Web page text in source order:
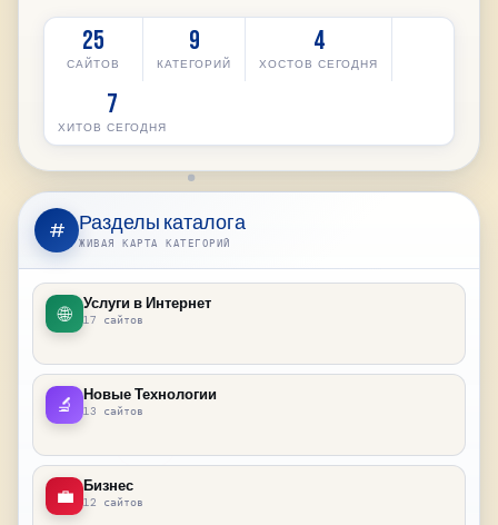
25
САЙТОВ
9
КАТЕГОРИЙ
4
ХОСТОВ СЕГОДНЯ
7
ХИТОВ СЕГОДНЯ
# Разделы каталога
ЖИВАЯ КАРТА КАТЕГОРИЙ
🌐 Услуги в Интернет
17 сайтов
🔬 Новые Технологии
13 сайтов
💼 Бизнес
12 сайтов